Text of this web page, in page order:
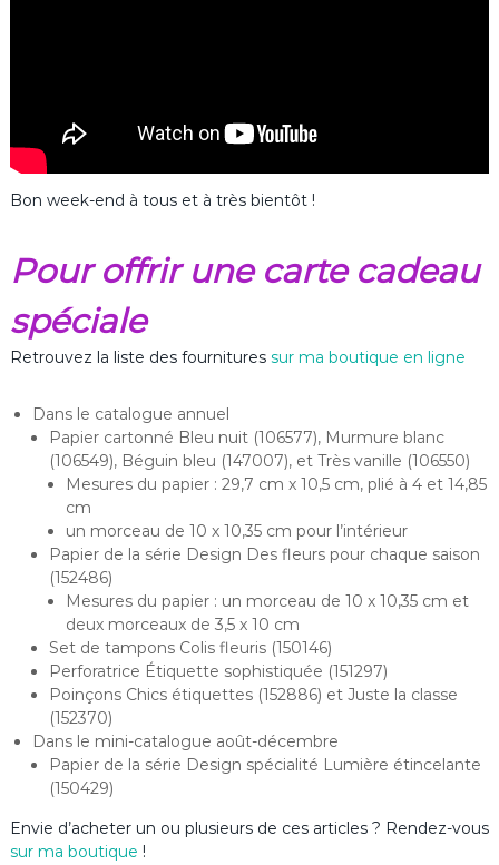
Bon week-end à tous et à très bientôt !
Pour offrir une carte cadeau
spéciale
Retrouvez la liste des fournitures sur ma boutique en ligne
Dans le catalogue annuel
Papier cartonné Bleu nuit (106577), Murmure blanc
(106549), Béguin bleu (147007), et Très vanille (106550)
Mesures du papier : 29,7 cm x 10,5 cm, plié à 4 et 14,85
cm
un morceau de 10 x 10,35 cm pour l’intérieur
Papier de la série Design Des fleurs pour chaque saison
(152486)
Mesures du papier : un morceau de 10 x 10,35 cm et
deux morceaux de 3,5 x 10 cm
Set de tampons Colis fleuris (150146)
Perforatrice Étiquette sophistiquée (151297)
Poinçons Chics étiquettes (152886) et Juste la classe
(152370)
Dans le mini-catalogue août-décembre
Papier de la série Design spécialité Lumière étincelante
(150429)
Envie d’acheter un ou plusieurs de ces articles ? Rendez-vous
sur ma boutique !